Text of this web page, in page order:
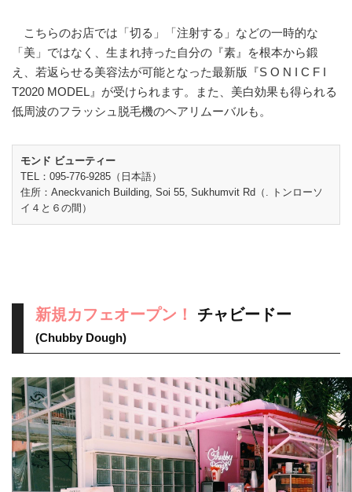
こちらのお店では「切る」「注射する」などの一時的な
「美」ではなく、生まれ持った自分の『素』を根本から鍛
え、若返らせる美容法が可能となった最新版『S O N I C F I
T2020 MODEL』が受けられます。また、美白効果も得られる
低周波のフラッシュ脱毛機のヘアリムーバルも。
モンド ビューティー
TEL：095-776-9285（日本語）
住所：Aneckvanich Building, Soi 55, Sukhumvit Rd（. トンローソ
イ４と６の間）
新規カフェオープン！ チャビードー
(Chubby Dough)